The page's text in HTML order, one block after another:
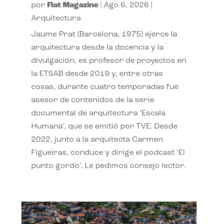
por Flat Magazine| Ago 6, 2026
Arquitectura
Jaume Prat (Barcelona, 1975) ejerce la
arquitectura desde la docencia y la
divulgación, es profesor de proyectos en
la ETSAB desde 2019 y, entre otras
cosas, durante cuatro temporadas fue
asesor de contenidos de la serie
documental de arquitectura ‘Escala
Humana’, que se emitió por TVE. Desde
2022, junto a la arquitecta Carmen
Figueiras, conduce y dirige el podcast ‘El
punto gordo’. Le pedimos consejo lector.